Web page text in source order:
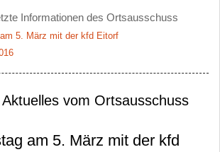
Informationen des Ortsausschuss
5. März mit der kfd Eitorf
vom Ortsausschuss
am 5. März mit der kfd